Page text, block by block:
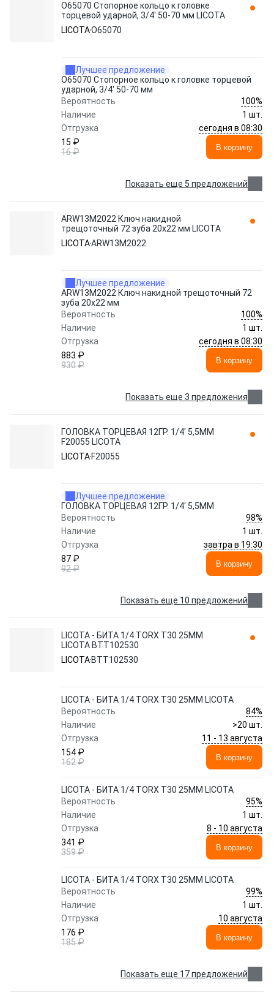
O65070 Стопорное кольцо к головке
торцевой ударной, 3/4' 50-70 мм LICOTA
LICOTAO65070
Лучшее предложение
O65070 Стопорное кольцо к головке торцевой
ударной, 3/4' 50-70 мм
Вероятность
100%
Наличие
1 шт.
Отгрузка
сегодня в 08:30
15 ₽
16 ₽
В корзину
Показать еще 5 предложений
ARW13M2022 Ключ накидной
трещоточный 72 зуба 20х22 мм LICOTA
LICOTAARW13M2022
Лучшее предложение
ARW13M2022 Ключ накидной трещоточный 72
зуба 20х22 мм
Вероятность
100%
Наличие
1 шт.
Отгрузка
сегодня в 08:30
883 ₽
930 ₽
В корзину
Показать еще 3 предложения
ГОЛОВКА ТОРЦЕВАЯ 12ГР. 1/4' 5,5ММ
F20055 LICOTA
LICOTA F20055
Лучшее предложение
ГОЛОВКА ТОРЦЕВАЯ 12ГР. 1/4' 5,5ММ
Вероятность
98%
Наличие
1 шт.
Отгрузка
завтра в 19:30
87 ₽
92 ₽
В корзину
Показать еще 10 предложений
LICOTA - БИТА 1/4 TORX T30 25ММ
LICOTA BTT102530
LICOTA BTT102530
LICOTA - БИТА 1/4 TORX T30 25ММ LICOTA
Вероятность
84%
Наличие
>20 шт.
Отгрузка
11 - 13 августа
154 ₽
162 ₽
В корзину
LICOTA - БИТА 1/4 TORX T30 25ММ LICOTA
Вероятность
95%
Наличие
1 шт.
Отгрузка
8 - 10 августа
341 ₽
359 ₽
В корзину
LICOTA - БИТА 1/4 TORX T30 25ММ LICOTA
Вероятность
99%
Наличие
1 шт.
Отгрузка
10 августа
176 ₽
185 ₽
В корзину
Показать еще 17 предложений